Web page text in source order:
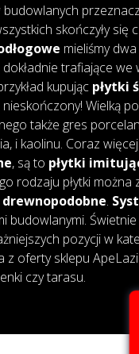
skończyły się
mieliśmy
dokładnie trafiające
kupując płytki
Wielką
także gres
i kaolinu. Coraz
, są to płytki
rodzaju płytki można
.
budowlanymi.
pozycji w
z oferty sklepu
czy tarasu.